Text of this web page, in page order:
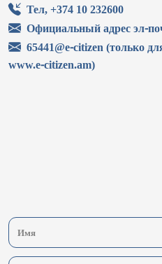
Тел, +374 10 232600
Официальный адрес эл-
65441@e-citizen (только
www.e-citizen.am)